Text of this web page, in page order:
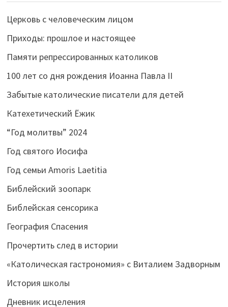
Церковь с человеческим лицом
Приходы: прошлое и настоящее
Памяти репрессированных католиков
100 лет со дня рождения Иоанна Павла II
Забытые католические писатели для детей
Катехетический Ёжик
“Год молитвы” 2024
Год святого Иосифа
Год семьи Amoris Laetitia
Библейский зоопарк
Библейская сенсорика
География Спасения
Прочертить след в истории
«Католическая гастрономия» с Виталием Задворным
История школы
Дневник исцеления